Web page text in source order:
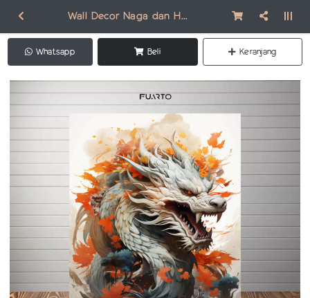
Wall Decor Naga dan Hewan Fantasi BC004
Whatsapp Beli Keranjang